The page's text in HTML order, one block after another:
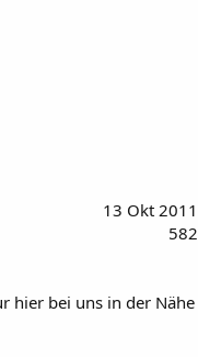
13 Okt 2011
582
hier bei uns in der Nähe